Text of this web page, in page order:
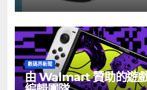
數碼界新聞
由 Walmart 贊助的遊